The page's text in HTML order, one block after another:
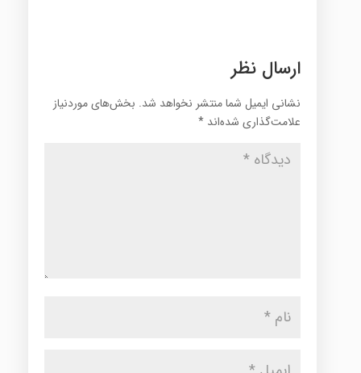
ارسال نظر
نشانی ایمیل شما منتشر نخواهد شد. بخش‌های موردنیاز
علامت‌گذاری شده‌اند *